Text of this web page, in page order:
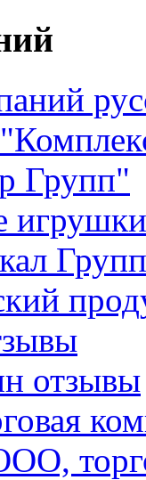
Групп"
игрушки
Групп
отзывы